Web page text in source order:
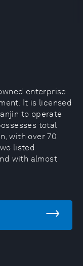
enterprise
It is licensed
to operate
total
with over 70
listed
with almost